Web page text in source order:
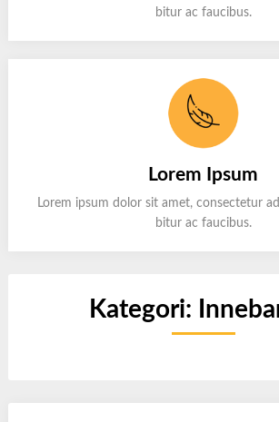
bitur ac faucibus.
Lorem Ipsum
Lorem ipsum dolor sit amet, consectetur
bitur ac faucibus.
Kategori: